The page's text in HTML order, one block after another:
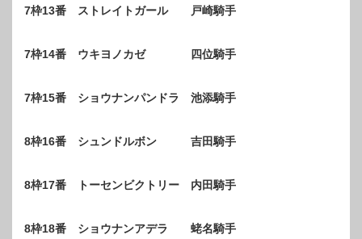
7枠13番 ストレイトガール 戸崎騎手
7枠14番 ウキヨノカゼ 四位騎手
7枠15番 ショウナンパンドラ 池添騎手
8枠16番 シュンドルボン 吉田騎手
8枠17番 トーセンビクトリー 内田騎手
8枠18番 ショウナンアデラ 蛯名騎手